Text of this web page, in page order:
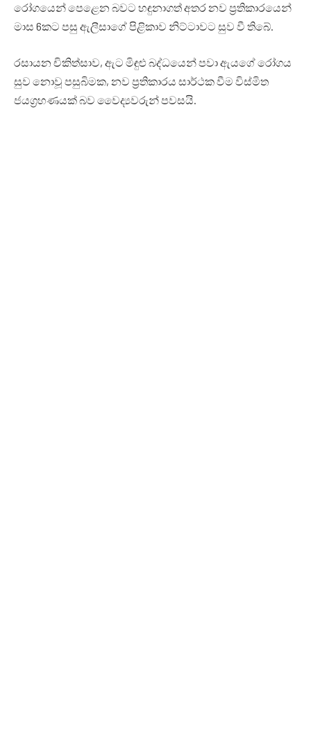
රෝගයෙන් පෙළෙන බවට හඳුනාගත් අතර නව ප්‍රතිකාරයෙන්
මාස 6කට පසු ඇලීසාගේ පිළිකාව නිට්ටාවට සුව වී තිබේ.
රසායන චිකිත්සාව, ඇට මිඳුළු බද්ධයෙන් පවා ඇයගේ රෝගය
සුව නොවූ පසුබිමක, නව ප්‍රතිකාරය සාර්ථක වීම විස්මිත
ජයග්‍රහණයක් බව වෛද්‍යවරුන් පවසයි.